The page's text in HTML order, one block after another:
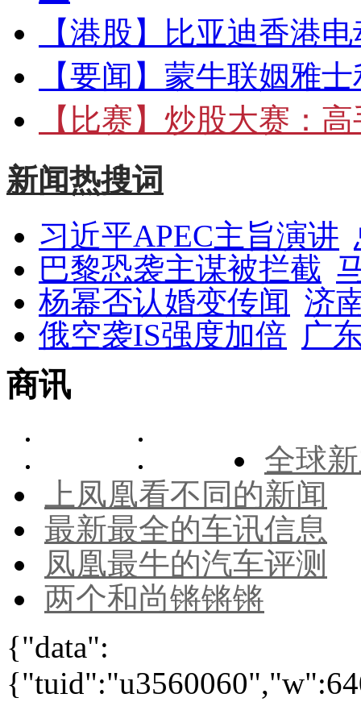
【港股】
比亚迪香港
【要闻】 蒙牛联姻雅
【比赛】 炒股大赛：高
新闻热搜词
习近平APEC主旨演讲
巴黎恐袭主谋被拦截
杨幂否认婚变传闻 济
俄空袭IS强度加倍 广
商讯
全球
上凤凰看不同的新闻
最新最全的车讯信息
凤凰最牛的汽车评测
两个和尚锵锵锵
{"data":